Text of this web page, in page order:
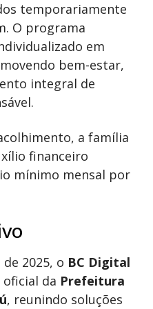
temporariamente
O programa
em
bem-estar,
integral de
a família
financeiro
mínimo mensal por
2025, o BC Digital
da Prefeitura
, reunindo soluções